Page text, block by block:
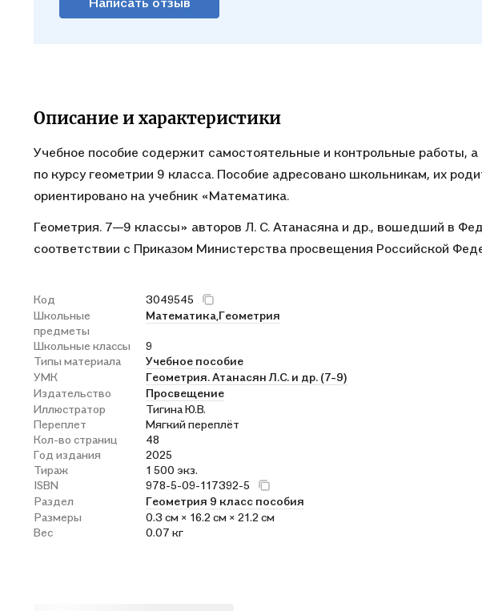
Описание и характеристики
Учебное пособие содержит самостоятельные и контрольные работы,
по курсу геометрии 9 класса. Пособие адресовано школьникам, их
ориентировано на учебник «Математика.
Геометрия. 7—9 классы» авторов Л. С. Атанасяна и др., вошедший в
соответствии с Приказом Министерства просвещения Российской
Код
3049545
Школьные
предметы
Математика, Геометрия
Школьные классы
9
Типы материала
Учебное пособие
УМК
Геометрия. Атанасян Л.С. и др. (7-9)
Издательство
Просвещение
Иллюстратор
Тигина Ю.В.
Переплет
Мягкий переплёт
Кол-во страниц
48
Год издания
2025
Тираж
1 500 экз.
ISBN
978-5-09-117392-5
Раздел
Геометрия 9 класс пособия
Размеры
0.3 см × 16.2 см × 21.2 см
Вес
0.07 кг